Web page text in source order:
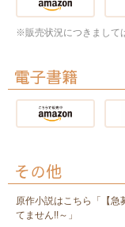
※販売状況につきまして
電子書籍
その他
原作小説はこちら「【急
てません!!～」